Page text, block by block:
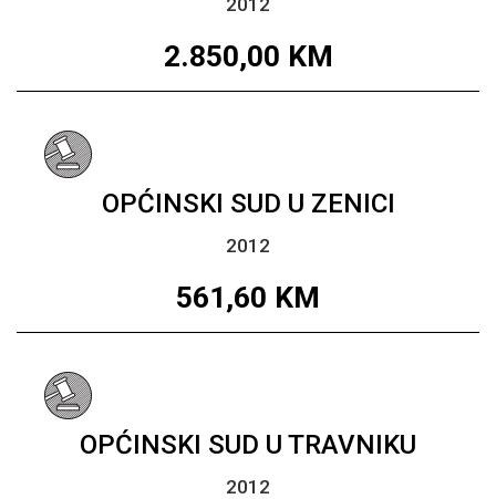
2012
2.850,00 KM
OPĆINSKI SUD U ZENICI
2012
561,60 KM
OPĆINSKI SUD U TRAVNIKU
2012